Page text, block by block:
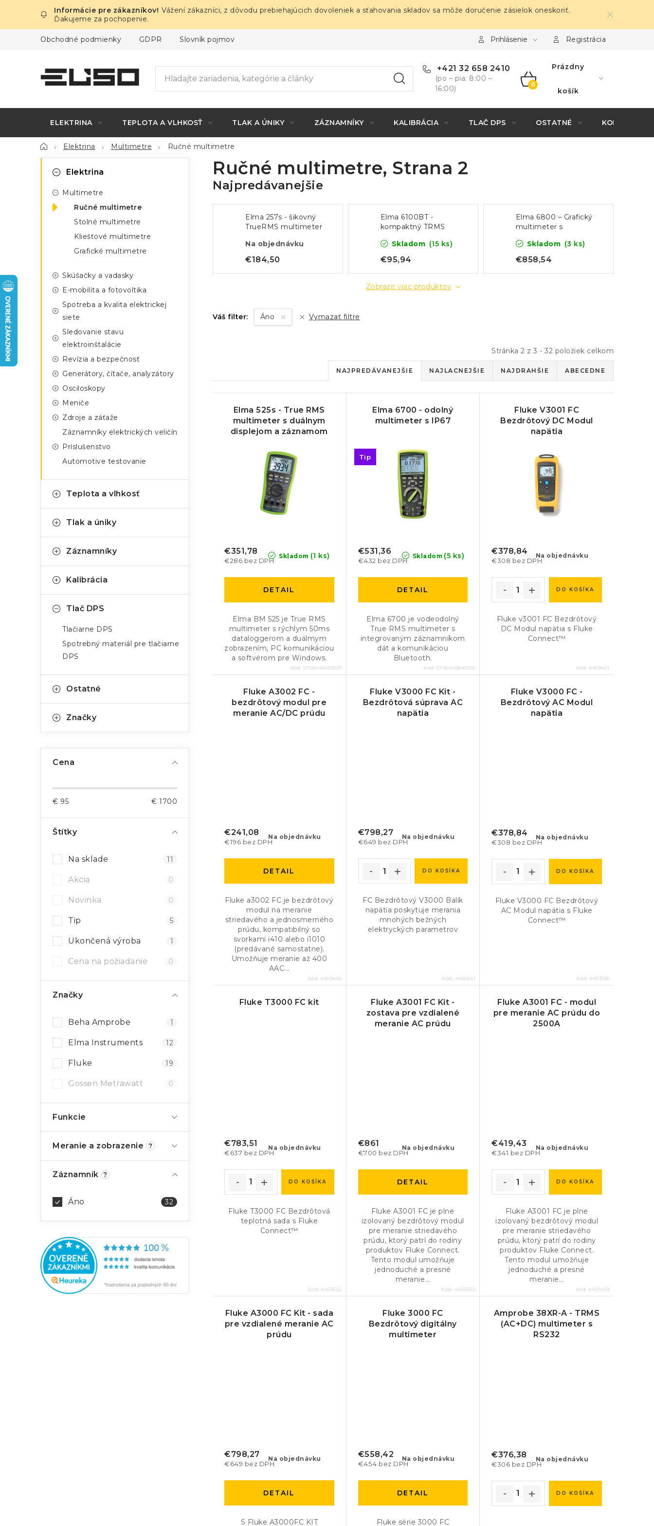
obsah
Vážení zákazníci, z dôvodu prebiehajúcich dovoleniek a sťahovania skladov sa môže doručenie zásielok oneskoriť.
Ďakujeme za pochopenie.
Obchodné podmienky GDPR Slovník pojmov Prihlásenie Registrácia
+421 32 658 2410
(po – pia: 8:00 –
16:00)
NÁKUPNÝ
Prázdny
košík
ELEKTRINA TEPLOTA A VLHKOSŤ TLAK A ÚNIKY ZÁZNAMNÍKY KALIBRÁCIA TLAČ DPS OSTATNÉ KONTAKTY
DomovElektrina Multimetre Ručné multimetre
kategórieElektrina
Multimetre
Ručné multimetre
Stolné multimetre
Kliešťové multimetre
Grafické multimetre
Skúšačky a vadasky
E-mobilita a fotovoltika
Spotreba a kvalita elektrickej
siete
Sledovanie stavu
elektroinštalácie
Revízia a bezpečnosť
Generátory, čítače, analyzátory
Osciloskopy
Meniče
Zdroje a záťaže
Záznamníky elektrických veličín
Príslušenstvo
Automotive testovanie
Teplota a vlhkosť
Tlak a úniky
Záznamníky
Kalibrácia
Tlač DPS
Tlačiarne DPS
Spotrebný materiál pre tlačiarne
DPS
Ostatné
Značky
Cena
€ 95 € 1700
Štítky
Na sklade 11
Akcia 0
Novinka 0
Tip 5
Ukončená výroba 1
Cena na požiadanie 0
Značky
Beha Amprobe 1
Elma Instruments 12
Fluke 19
Gossen Metrawatt 0
Funkcie
Meranie a zobrazenie ?
Záznamník ?
Áno 32
Ručné multimetre, Strana 2
Najpredávanejšie
Elma 257s - šikovný
TrueRMS multimeter
Na objednávku
€184,50
Elma 6100BT -
kompaktný TRMS
Bluetooth a IP65
Skladom (15 ks)
€95,94
Elma 6800 – Grafický
multimeter s
Oscillometer
Skladom (3 ks)
€858,54
Zobraziť viac produktov
Váš filter: Áno Vymazať filtre
Stránka 2 z 3 - 32 položiek celkom
R
a
d
u
o
v
NAJPREDÁVANEJŠIE NAJLACNEJŠIE NAJDRAHŠIE ABECEDNE
Elma 525s - True RMS
multimeter s duálnym
displejom a záznamom
Skladom (1 ks)
€286 bez DPH
€351,78
DETAIL
Elma BM 525 je True RMS
multimeter s rýchlym 50ms
dataloggerom a duálmym
zobrazením, PC komunikáciou
a softvérom pre Windows.
Kód:5706445410309
Elma 6700 - odolný
multimeter s IP67
Tip
Skladom (5 ks)
€432 bez DPH
€531,36
DETAIL
Elma 6700 je vodeodolný
True RMS multimeter s
integrovaným záznamníkom
dát a komunikáciou
Bluetooth.
Kód: 5706445840106
Fluke V3001 FC
Bezdrôtový DC Modul
napätia
Na objednávku
€308 bez DPH
€378,84
DO KOŠÍKA
Fluke v3001 FC Bezdrôtový
DC Modul napätia s Fluke
Connect™
Kód:4459421
Fluke A3002 FC -
bezdrôtový modul pre
meranie AC/DC prúdu
Na objednávku
€196 bez DPH
€241,08
DETAIL
Fluke a3002 FC je bezdrôtový
modul na meranie
striedavého a jednosmerného
prúdu, kompatibilný so
svorkami i410 alebo i1010
(predávané samostatne).
Umožňuje meranie až 400
AAC...
Kód:4459442
Fluke V3000 FC Kit -
Bezdrôtová súprava AC
napätia
Na objednávku
€649 bez DPH
€798,27
DO KOŠÍKA
FC Bezdrôtový V3000 Balík
napätia poskytuje merania
mnohých bežných
elektryckých parametrov
Kód: 4465641
Fluke V3000 FC -
Bezdrôtový AC Modul
napätia
Na objednávku
€308 bez DPH
€378,84
DO KOŠÍKA
Fluke V3000 FC Bezdrôtový
AC Modul napätia s Fluke
Connect™
Kód:4401556
Fluke T3000 FC kit
Na objednávku
€637 bez DPH
€783,51
DO KOŠÍKA
Fluke T3000 FC Bezdrôtová
teplotná sada s Fluke
Connect™
Kód:4465652
Fluke A3001 FC Kit -
zostava pre vzdialené
meranie AC prúdu
Na objednávku
€700 bez DPH
€861
DETAIL
Fluke A3001 FC je plne
izolovaný bezdrôtový modul
pre meranie striedavého
prúdu, ktorý patrí do rodiny
produktov Fluke Connect.
Tento modul umožňuje
jednoduché a presné
meranie...
Kód: 4465665
Fluke A3001 FC - modul
pre meranie AC prúdu do
2500A
Na objednávku
€341 bez DPH
€419,43
DO KOŠÍKA
Fluke A3001 FC je plne
izolovaný bezdrôtový modul
pre meranie striedavého
prúdu, ktorý patrí do rodiny
produktov Fluke Connect.
Tento modul umožňuje
jednoduché a presné
meranie...
Kód:4459439
Fluke A3000 FC Kit - sada
pre vzdialené meranie AC
prúdu
Na objednávku
€649 bez DPH
€798,27
DETAIL
S Fluke A3000FC KIT
Fluke 3000 FC
Bezdrôtový digitálny
multimeter
Na objednávku
€454 bez DPH
€558,42
DETAIL
Fluke série 3000 FC
Amprobe 38XR-A - TRMS
(AC+DC) multimeter s
RS232
Na objednávku
€306 bez DPH
€376,38
DO KOŠÍKA